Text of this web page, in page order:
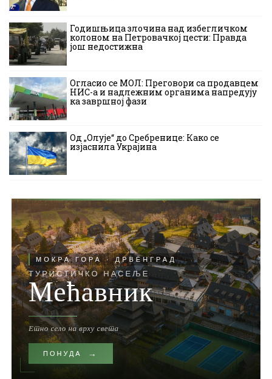
Годишњица злочина над избегличком
колоном на Петровачкој цести: Правда
још недостижна
Огласио се МОЛ: Преговори са продавцем
НИС-а и надлежним органима напредују
ка завршној фази
Од „Олује“ до Сребренице: Како се
изјаснила Украјина